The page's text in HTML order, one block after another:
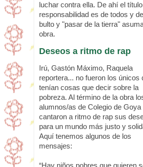
luchar contra ella. De ahí el
responsabilidad es de todos y
bulto y "pasar de la tierra"
obra.
Deseos a ritmo de rap
Irú, Gastón Máximo, Raquela
reportera... no fueron los únicos
tenían cosas que decir sobre la
pobreza. Al término de la obra
alumnos/as de Colegio de Goya
cantaron a ritmo de rap sus
para un mundo más justo y
Aquí tenemos algunos de los
mensajes:
“Hay niños pobres que quieren